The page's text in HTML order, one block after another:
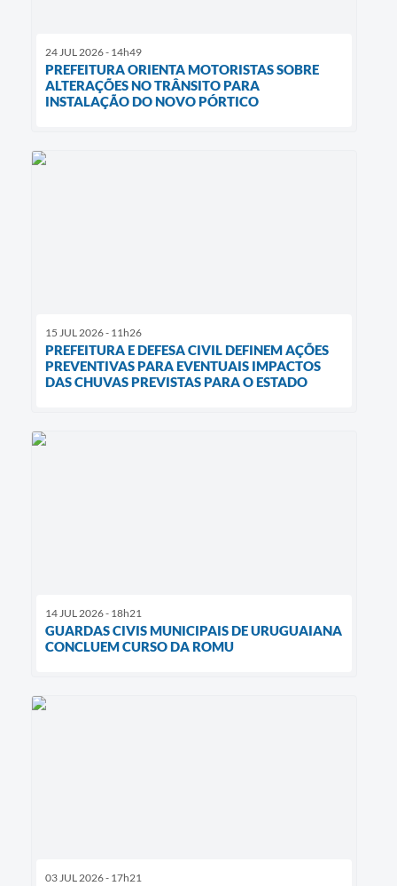
24 JUL 2026 - 14h49
PREFEITURA ORIENTA MOTORISTAS SOBRE
ALTERAÇÕES NO TRÂNSITO PARA
INSTALAÇÃO DO NOVO PÓRTICO
15 JUL 2026 - 11h26
PREFEITURA E DEFESA CIVIL DEFINEM AÇÕES
PREVENTIVAS PARA EVENTUAIS IMPACTOS
DAS CHUVAS PREVISTAS PARA O ESTADO
14 JUL 2026 - 18h21
GUARDAS CIVIS MUNICIPAIS DE URUGUAIANA
CONCLUEM CURSO DA ROMU
03 JUL 2026 - 17h21